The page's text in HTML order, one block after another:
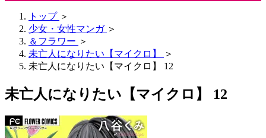
トップ ＞
少女・女性マンガ ＞
＆フラワー ＞
未亡人になりたい【マイクロ】
＞
未亡人になりたい【マイクロ】 12
未亡人になりたい【マイクロ】 12